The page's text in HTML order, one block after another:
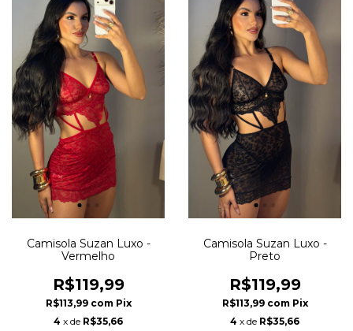
Camisola Suzan Luxo -
Vermelho
R$119,99
R$113,99 com Pix
4 x de R$35,66
Camisola Suzan Luxo -
Preto
R$119,99
R$113,99 com Pix
4 x de R$35,66